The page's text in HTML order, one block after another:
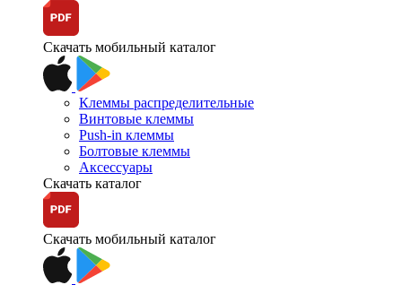
Скачать мобильный каталог
Клеммы распределительные
Винтовые клеммы
Push-in клеммы
Болтовые клеммы
Аксессуары
Скачать каталог
Скачать мобильный каталог